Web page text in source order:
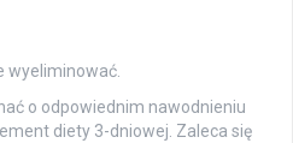
wyeliminować.
o odpowiednim nawodnieniu
diety 3-dniowej. Zaleca się